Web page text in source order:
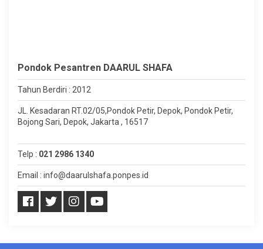
Pondok Pesantren DAARUL SHAFA
Tahun Berdiri : 2012
JL. Kesadaran RT.02/05,Pondok Petir, Depok, Pondok Petir,
Bojong Sari, Depok, Jakarta , 16517
Telp : 021 2986 1340
Email : info@daarulshafa.ponpes.id